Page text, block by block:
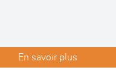
En savoir plus